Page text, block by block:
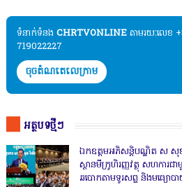
ទំនាក់ទំនង​​ CHRTVONLINE តាមរយៈលេខ
719022227
ចុចតំណតេលេក្រាម
អត្ថបទថ្មីៗ
ឯកឧត្តមអភិសន្តិបណ្ឌិត ស សុខ
ស្ថានមីក្រូហិរញ្ញវត្ថុ សហការជ
ឆបោកតាមទូរសព្ទ និងមធ្យោប